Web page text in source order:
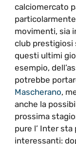
calciomercato
movimenti, sia
club prestigiosi
questi ultimi
esempio,
potrebbe
Mascherano,
anche la
prossima
pure l’ Inter
interessanti: